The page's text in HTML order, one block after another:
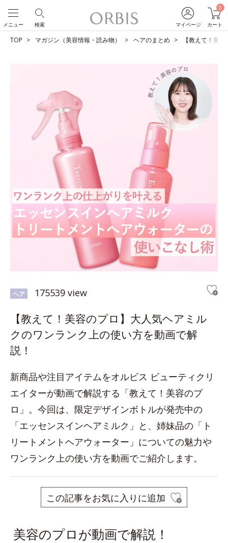
マイページ
0
カート
検索
メニュー
TOP マガジン（美容情報・読み物） ヘアのまとめ 【教えて！美
ヘア 175539 view
【教えて！美容のプロ】大人気ヘアミル
クのワンランク上の使い方を動画で解
説！
新商品や注目アイテムをオルビス ビューティクリ
エイターが動画で解説する「教えて！美容のプ
ロ」。今回は、限定デザインボトルが発売中の
「エッセンスインヘアミルク」と、姉妹品の「ト
リートメントヘアウォーター」についての魅力や
ワンランク上の使い方を動画でご紹介します。
この記事をお気に入りに追加
美容のプロが動画で解説！